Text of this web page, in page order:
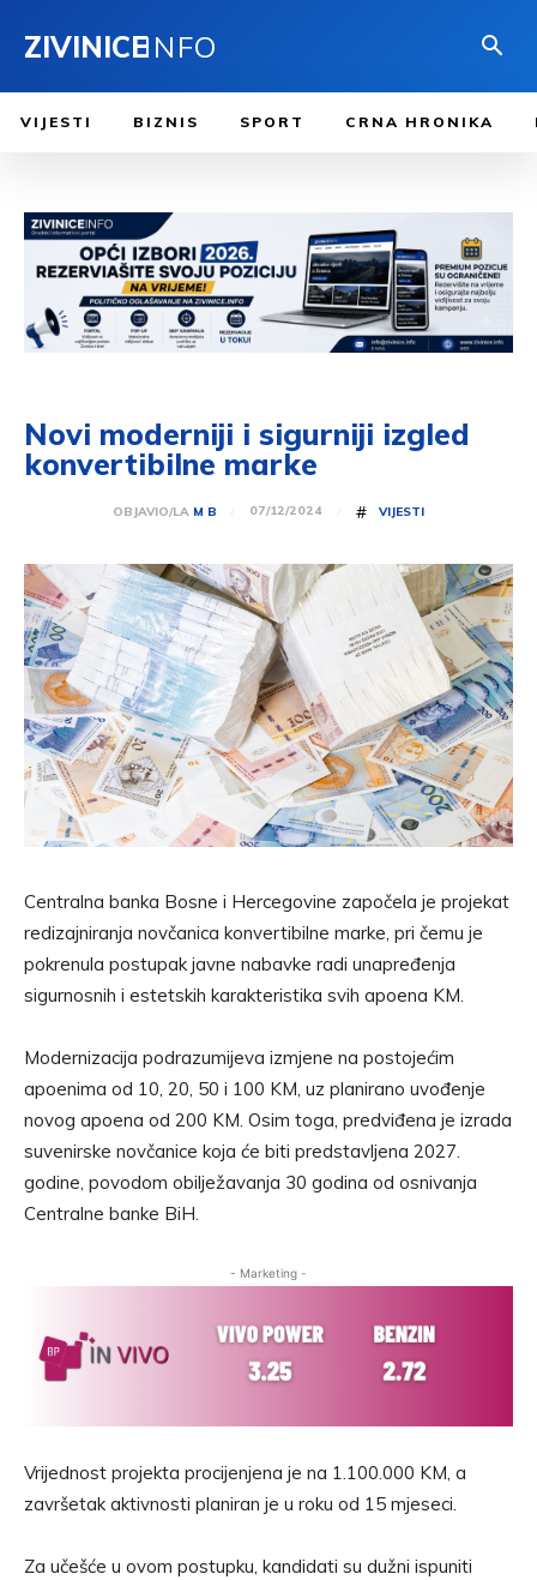
ZIVINICEINFO
VIJESTI BIZNIS SPORT CRNA HRONIKA
Novi moderniji i sigurniji izgled
konvertibilne marke
OBJAVIO/LA M B 07/12/2024 # VIJESTI
Centralna banka Bosne i Hercegovine započela je projekat
redizajniranja novčanica konvertibilne marke, pri čemu je
pokrenula postupak javne nabavke radi unapređenja
sigurnosnih i estetskih karakteristika svih apoena KM.
Modernizacija podrazumijeva izmjene na postojećim
apoenima od 10, 20, 50 i 100 KM, uz planirano uvođenje
novog apoena od 200 KM. Osim toga, predviđena je izrada
suvenirske novčanice koja će biti predstavljena 2027.
godine, povodom obilježavanja 30 godina od osnivanja
Centralne banke BiH.
- Marketing -
Vrijednost projekta procijenjena je na 1.100.000 KM, a
završetak aktivnosti planiran je u roku od 15 mjeseci.
Za učešće u ovom postupku, kandidati su dužni ispuniti